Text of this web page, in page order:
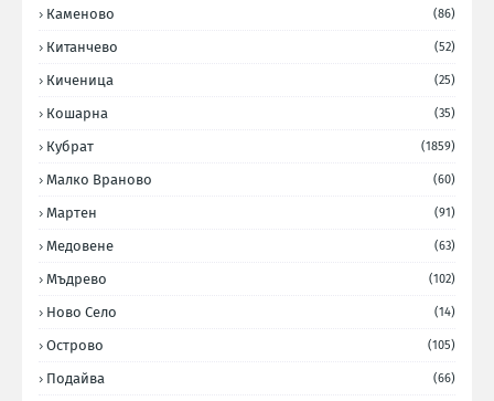
Каменово (86)
Китанчево (52)
Киченица (25)
Кошарна (35)
Кубрат (1859)
Малко Враново (60)
Мартен (91)
Медовене (63)
Мъдрево (102)
Ново Село (14)
Острово (105)
Подайва (66)